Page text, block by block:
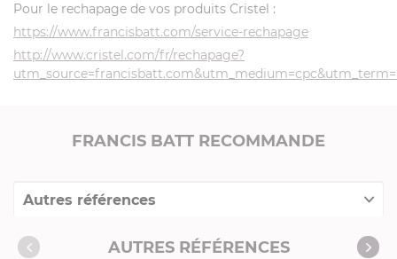
Pour le rechapage de vos produits Cristel :
https://www.francisbatt.com/service-rechapage
http://www.cristel.com/fr/rechapage?
FRANCIS BATT RECOMMANDE
Autres références
Collection "Casteline Amovible"
AUTRES RÉFÉRENCES